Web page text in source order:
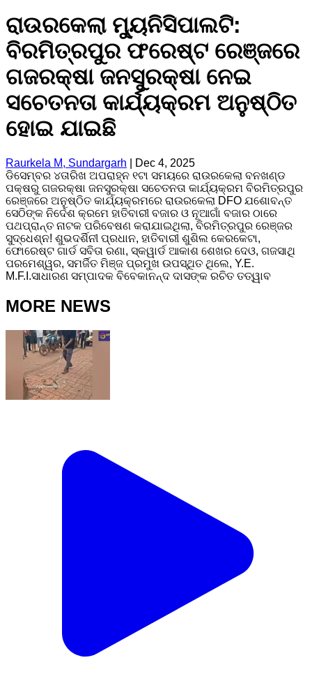
ରାଉରକେଲା ମ୍ୟୁନିସିପାଲଟି:
ବିରମିତ୍ରପୁର ଫରେଷ୍ଟ ରେଞ୍ଜରେ
ଗଜରକ୍ଷା ଜନସୁରକ୍ଷା ନେଇ
ସଚେତନତା କାର୍ଯ୍ୟକ୍ରମ ଅନୁଷ୍ଠିତ
ହୋଇ ଯାଇଛି
Raurkela M, Sundargarh
Dec 4, 2025
ଡିସେମ୍ବର ୪ତାରିଖ ଅପରାହ୍ନ ୧ଟା ସମୟରେ ରାଉରକେଲା ବନଖଣ୍ଡ
ପକ୍ଷରୁ ଗଜରକ୍ଷା ଜନସୁରକ୍ଷା ସଚେତନତା କାର୍ଯ୍ୟକ୍ରମ ବିରମିତ୍ରପୁର
ରେଞ୍ଜରେ ଅନୁଷ୍ଠିତ କାର୍ଯ୍ୟକ୍ରମରେ ରାଉରକେଲା DFO ଯଶୋବନ୍ତ
ସେଠିଙ୍କ ନିର୍ଦେଶ କ୍ରମେ ହାତିବାରୀ ବଜାର ଓ ନୂଆଗାଁ ବଜାର ଠାରେ
ପଥପ୍ରାନ୍ତ ନାଟକ ପରିବେଷଣ କରାଯାଇଥିଲା, ବିରମିତ୍ରପୁର ରେଞ୍ଜର
ସୁଦ୍ଧେଶ୍ନ! ଶୁଭଦର୍ଶିନୀ ପ୍ରଧାନ, ହାତିବାରୀ ଶୁଶିଲ କେରକେଟା,
ଫୋରେଷ୍ଟ ଗାର୍ଡ ସବିତା ରଣା, ସ୍କୱାର୍ଡ ଆକାଶ ଶେଖର ଦେଓ, ଗଜସାଥି
ପରମେଶ୍ୱର, ସମର୍ଜିତ ମିଞ୍ଜ ପ୍ରମୁଖ ଉପସ୍ଥିତ ଥିଲେ, Y.E.
M.F.I.ସାଧାରଣ ସମ୍ପାଦକ ବିବେକାନନ୍ଦ ଦାସଙ୍କ ରଚିତ ତତ୍ୱାବ
MORE NEWS